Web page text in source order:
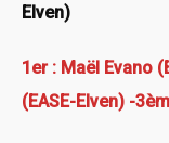
Elven)
1er : Maël Evano
(EASE-Elven) -